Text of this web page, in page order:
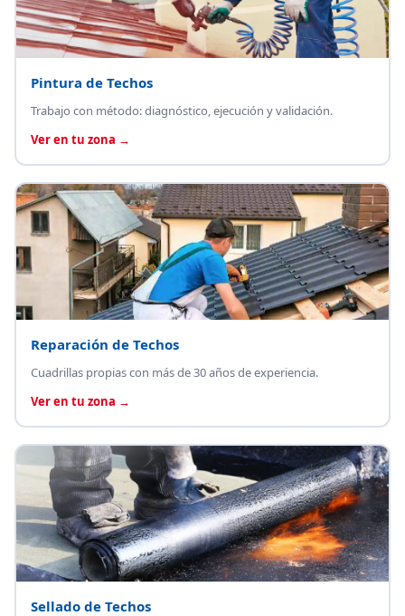
Pintura de Techos
Trabajo con método: diagnóstico, ejecución y validación.
Ver en tu zona →
Reparación de Techos
Cuadrillas propias con más de 30 años de experiencia.
Ver en tu zona →
Sellado de Techos